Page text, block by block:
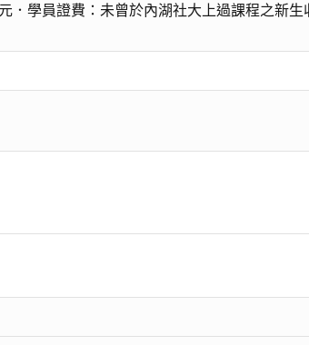
學員證費：未曾於內湖社大上過課程之新生